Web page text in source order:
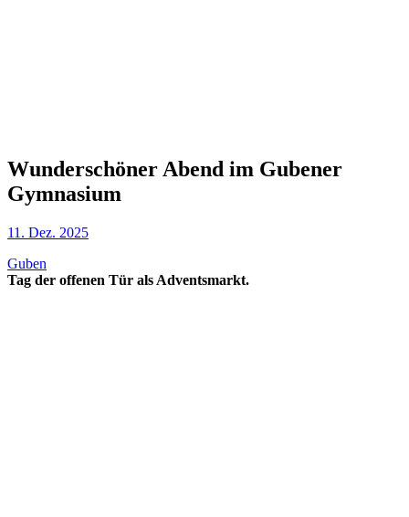
Wunderschöner Abend im Gubener
Gymnasium
11. Dez. 2025
Guben
Tag der offenen Tür als Adventsmarkt.